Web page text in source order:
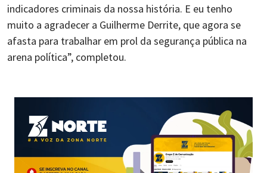
indicadores criminais da nossa história. E eu tenho
muito a agradecer a Guilherme Derrite, que agora se
afasta para trabalhar em prol da segurança pública na
arena política”, completou.